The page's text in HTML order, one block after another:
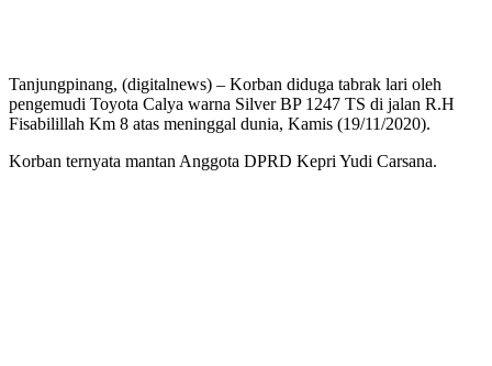
Tanjungpinang, (digitalnews) – Korban diduga tabrak lari oleh
pengemudi Toyota Calya warna Silver BP 1247 TS di jalan R.H
Fisabilillah Km 8 atas meninggal dunia, Kamis (19/11/2020).
Korban ternyata mantan Anggota DPRD Kepri Yudi Carsana.